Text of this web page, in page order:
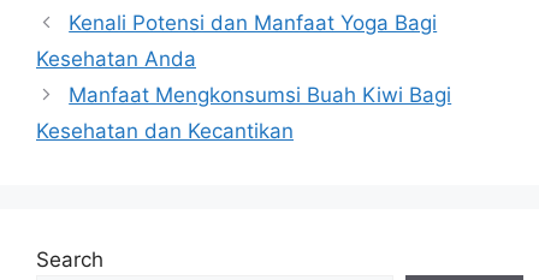
Kenali Potensi dan Manfaat Yoga Bagi
Kesehatan Anda
Manfaat Mengkonsumsi Buah Kiwi Bagi
Kesehatan dan Kecantikan
Search